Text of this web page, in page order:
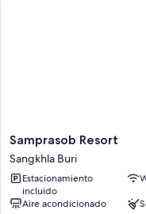
Samprasob
Resort
Sangkhla
Buri
Samprasob Resort
Sangkhla Buri
Estacionamiento
incluido
Aire acondicionado